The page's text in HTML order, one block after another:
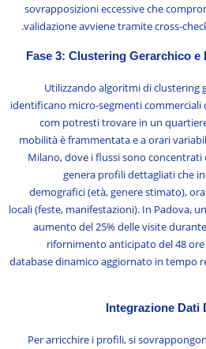
sovrapposizioni eccessive che
validazione avviene tramite cross-
Fase 3: Clustering Gerarchico
Utilizzando algoritmi di clustering
identificano micro-segmenti commerciali
com potresti trovare in un
mobilità è frammentata e a orari
Milano, dove i flussi sono
genera profili dettagliati che
demografici (età, genere stimato),
locali (feste, manifestazioni). In Padova,
aumento del 25% delle visite
rifornimento anticipato del 48
database dinamico aggiornato in tempo
Integrazione
Per arricchire i profili, si